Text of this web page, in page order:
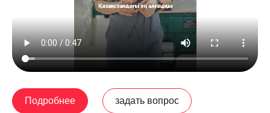
Подробнее задать вопрос